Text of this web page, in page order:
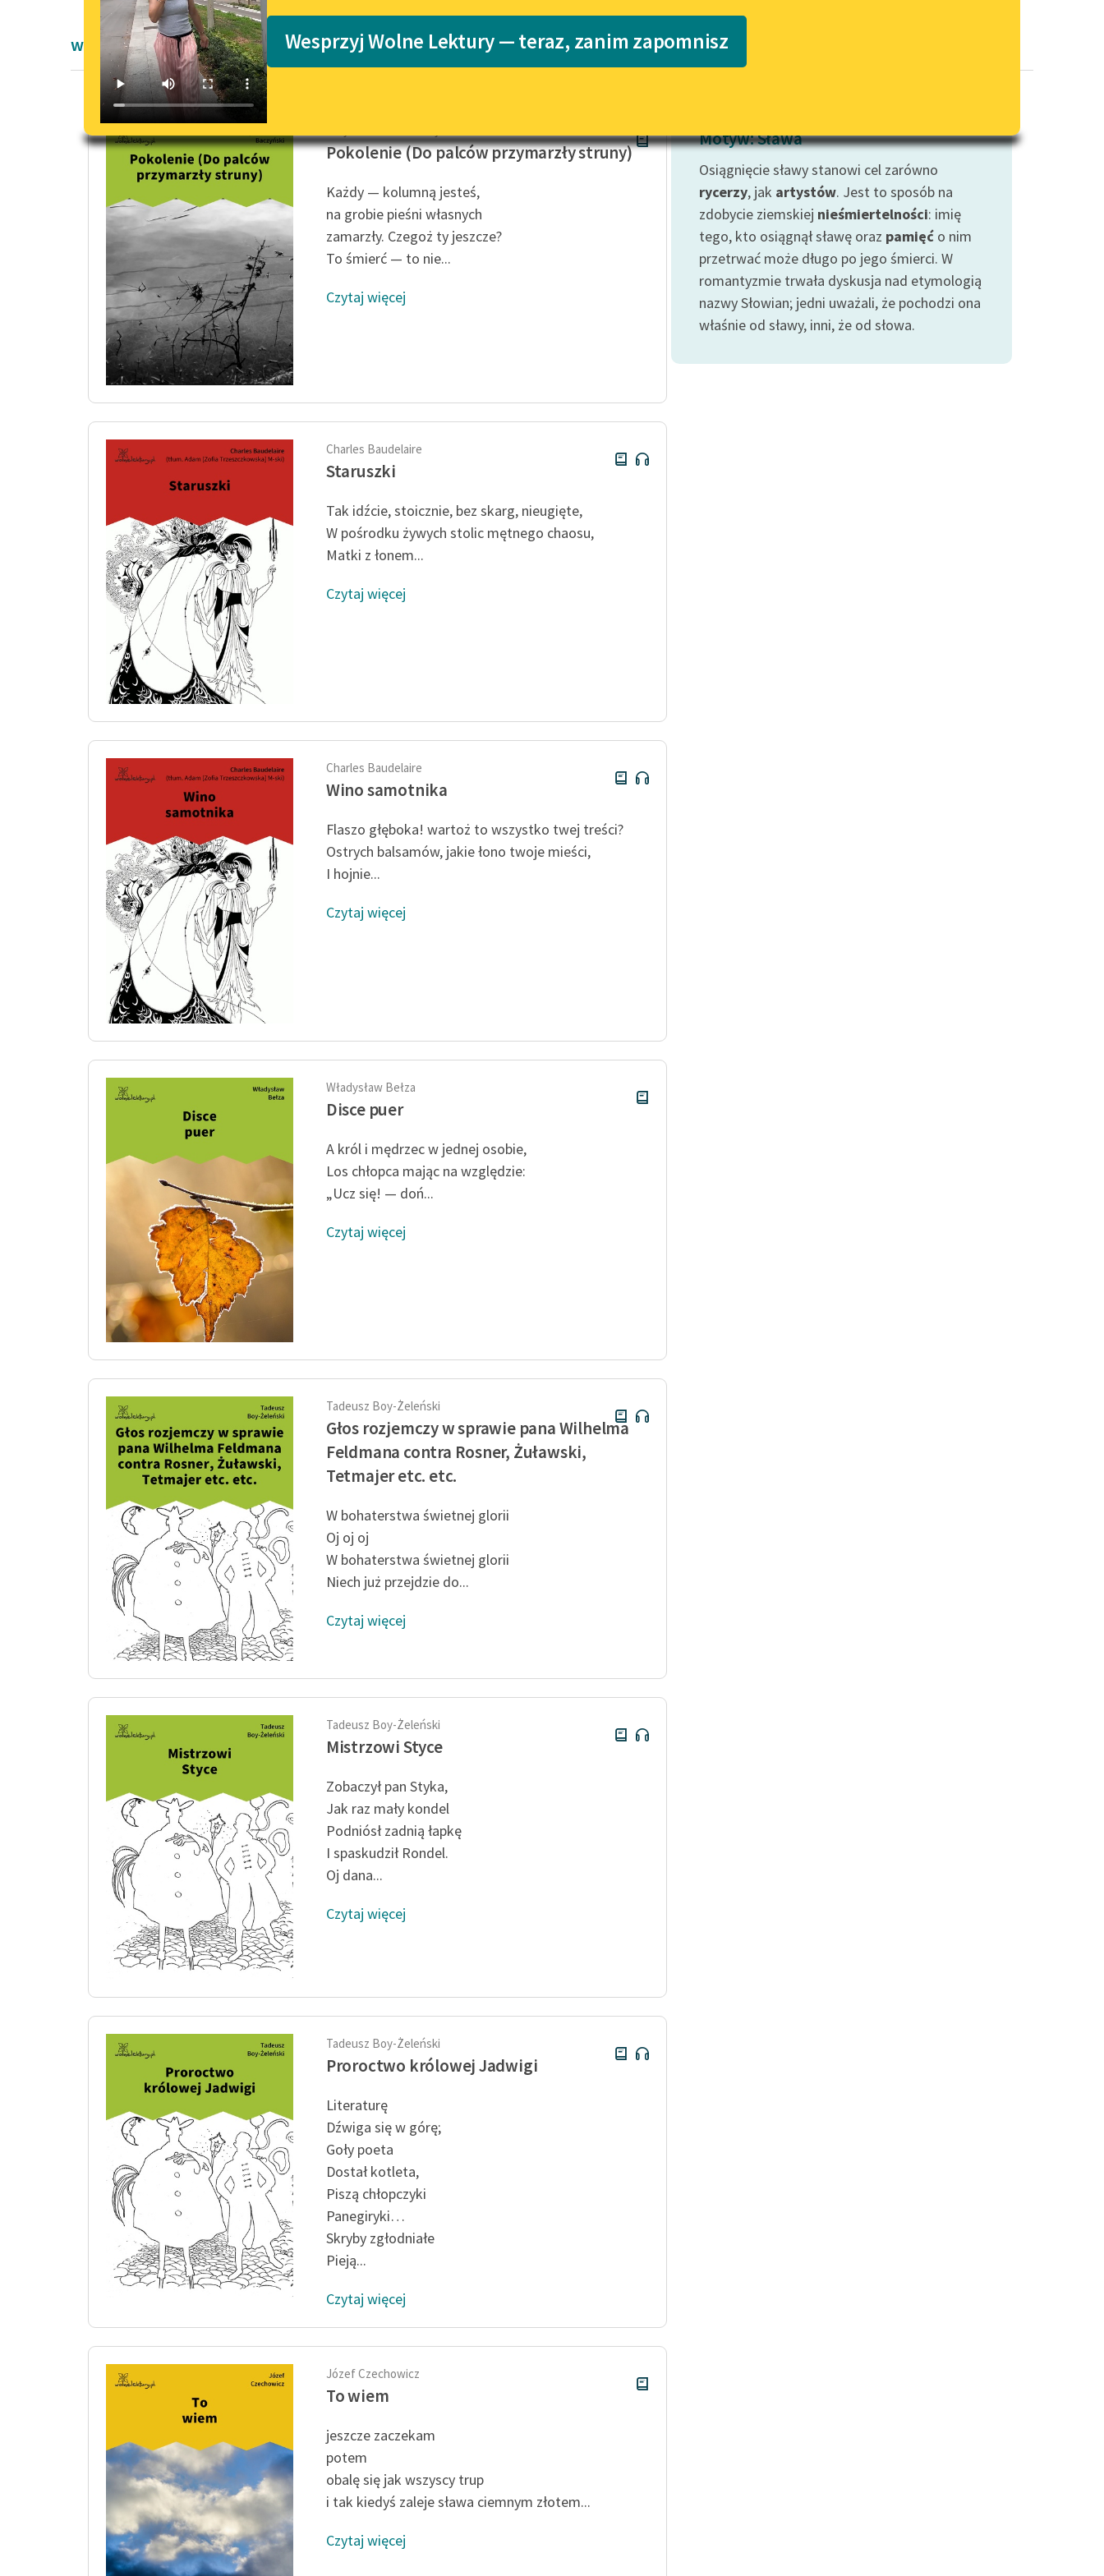
Lektury szkolne i klasyka
literatury do słuchania dla
E-kolekcja lektur szkolnych i
literatury do słuchania dla
uczennic i uczniów z
niepełnosprawnościami
Feministyczne inspiracje.
Popularyzacja skandynawskiej
literatury feministycznej
Katalog
Katalog w formacie PDF
wrażliwych
Deklaracja dostępności
Wesprzyj Wolne Lektury — teraz, zanim zapomnisz
wiersze
Pokolenie (Do palców przymarzły struny)
Każdy — kolumną jesteś,
na grobie pieśni własnych
zamarzły. Czegoż ty jeszcze?
To śmierć — to nie...
Czytaj więcej
Charles Baudelaire
Staruszki
Tak idźcie, stoicznie, bez skarg, nieugięte,
W pośrodku żywych stolic mętnego chaosu,
Matki z łonem...
Czytaj więcej
Charles Baudelaire
Wino samotnika
Flaszo głęboka! wartoż to wszystko twej treści?
Ostrych balsamów, jakie łono twoje mieści,
I hojnie...
Czytaj więcej
Władysław Bełza
Disce puer
A król i mędrzec w jednej osobie,
Los chłopca mając na względzie:
„Ucz się! — doń...
Czytaj więcej
Tadeusz Boy-Żeleński
Głos rozjemczy w sprawie pana Wilhelma
Feldmana contra Rosner, Żuławski,
Tetmajer etc. etc.
W bohaterstwa świetnej glorii
Oj oj oj
W bohaterstwa świetnej glorii
Niech już przejdzie do...
Czytaj więcej
Tadeusz Boy-Żeleński
Mistrzowi Styce
Zobaczył pan Styka,
Jak raz mały kondel
Podniósł zadnią łapkę
I spaskudził Rondel.
Oj dana...
Czytaj więcej
Tadeusz Boy-Żeleński
Proroctwo królowej Jadwigi
Literaturę
Dźwiga się w górę;
Goły poeta
Dostał kotleta,
Piszą chłopczyki
Panegiryki…
Skryby zgłodniałe
Pieją...
Czytaj więcej
Józef Czechowicz
To wiem
jeszcze zaczekam
potem
obalę się jak wszyscy trup
i tak kiedyś zaleje sława ciemnym złotem...
Czytaj więcej
Motyw: Sława
Osiągnięcie sławy stanowi cel zarówno
rycerzy, jak artystów. Jest to sposób na
zdobycie ziemskiej nieśmiertelności: imię
tego, kto osiągnął sławę oraz pamięć o nim
przetrwać może długo po jego śmierci. W
romantyzmie trwała dyskusja nad etymologią
nazwy Słowian; jedni uważali, że pochodzi ona
właśnie od sławy, inni, że od słowa.